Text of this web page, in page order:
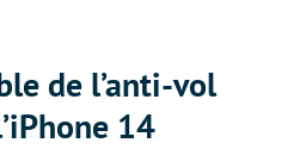
de l’anti-vol
14